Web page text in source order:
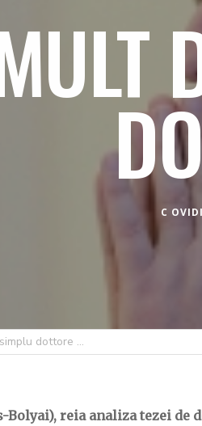
C
dottore …
Bolyai), reia analiza tezei de